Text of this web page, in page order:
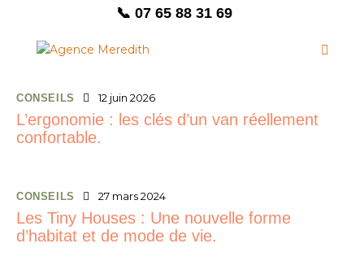
📞 07 65 88 31 69
CONSEILS 12 juin 2026
L’ergonomie : les clés d’un van réellement
confortable.
CONSEILS 27 mars 2024
Les Tiny Houses : Une nouvelle forme
d’habitat et de mode de vie.